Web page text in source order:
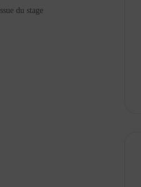
du stage